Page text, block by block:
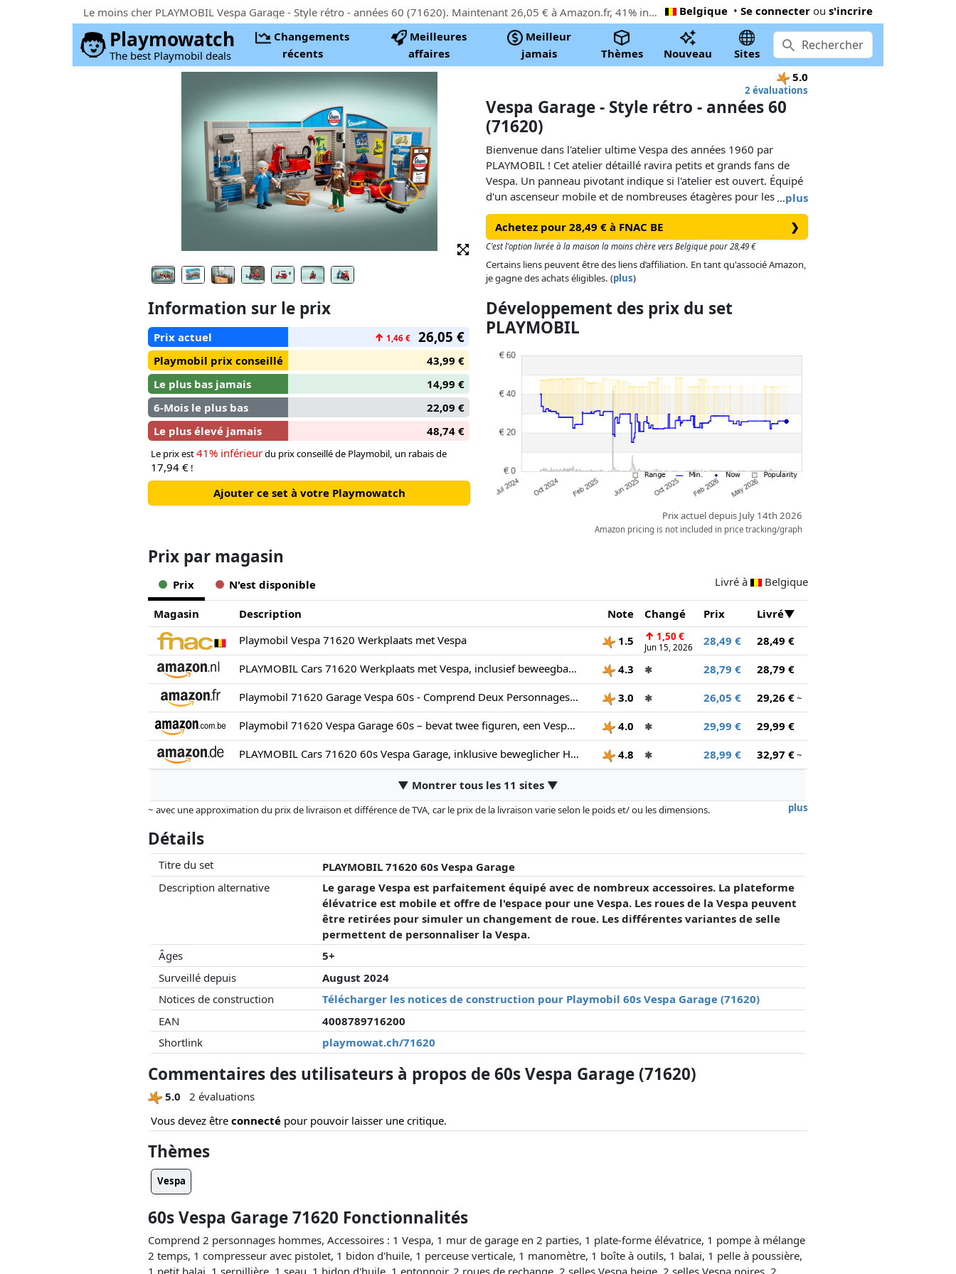
Le moins cher PLAYMOBIL Vespa Garage - Style rétro - années 60 (71620). Maintenant 26,05 € à Amazon.fr, 41% inférieur le Playmobil prix conseillé Belgique • Se connecter ou s'incrire
Playmowatch
The best Playmobil deals
Changements
récents
Meilleures
affaires
Meilleur
jamais
Thèmes Nouveau
Sites
5.0
2 évaluations
Vespa Garage - Style rétro - années 60
(71620)
…plus
Bienvenue dans l'atelier ultime Vespa des années 1960 par
PLAYMOBIL ! Cet atelier détaillé ravira petits et grands fans de
Vespa. Un panneau pivotant indique si l'atelier est ouvert. Équipé
d'un ascenseur mobile et de nombreuses étagères pour les
bouteilles d'huile, les outils et les pièces de rechange, il offre
suffisamment d'espace pour réparer votre Vespa préférée. Avec
les accessoires inclus et grâce aux roues amovibles, vous pouvez
simuler un changement de pneu. Mais ce n'est pas tout, les
différentes variantes de selle permettent de personnaliser la
un siège pour un personnage PLAYMOBIL. Que vous soyez un
mécanicien expérimenté ou un simple fan enthousiaste, cet
atelier Vespa des années 1960 par PLAYMOBIL est parfait pour
des jeux de rôle palpitants ou comme complément à votre
Achetez pour 28,49 € à FNAC BE ❯
C'est l'option livrée à la maison la moins chère vers Belgique pour 28,49 €
Certains liens peuvent être des liens d’affiliation. En tant qu'associé Amazon,
je gagne des achats éligibles. (plus)
Information sur le prix
Prix actuel ↑ 1,46 € 26,05 €
Playmobil prix conseillé
43,99 €
Le plus bas jamais
14,99 €
6-Mois le plus bas
22,09 €
Le plus élevé jamais
48,74 €
Le prix est41% inférieurdu prix conseillé de Playmobil, un rabais de
17,94 € !
Ajouter ce set à votre Playmowatch
Développement des prix du set
PLAYMOBIL
Prix actuel depuis July 14th 2026
Amazon pricing is not included in price tracking/graph
Prix ​​par magasin
Prix N'est disponible Livré à Belgique
Magasin Description Note Changé Prix
Livré
Playmobil Vespa 71620 Werkplaats met Vespa
1.5 ↑ 1,50 €
Jun 15, 2026 28,49 €
28,49 €
PLAYMOBIL Cars 71620 Werkplaats met Vespa, inclusief beweegbaar hefplatform, met veelzijdige accessoires voor een authentieke werkplaats, voor voertuigliefhebbers, kinderen en volwassenen
4.3 ✱ 28,79 €
28,79 €
Playmobil 71620 Garage Vespa 60s - Comprend Deux Personnages, Une Vespa, Un Mur de Garage en 2 Parties, Une Plateforme élévatrice Mobile Ainsi Que des Accessoires - Dès 5 Ans
3.0 ✱ 26,05 € 29,26 €~
Playmobil 71620 Vespa Garage 60s – bevat twee figuren, een Vespa, een 2-delige garagemuur, een mobiel hefplatform en accessoires – vanaf 5 jaar 4.0 ✱ 29,99 €
29,99 €
PLAYMOBIL Cars 71620 60s Vespa Garage, inklusive beweglicher Hebebühne, mit vielseitigem Zubehör für eine authentische Werkstatt, für fahrzeugbegeisterte Kinder und Erwachsene
4.8 ✱ 28,99 € 32,97 €~
▼ Montrer tous les 11 sites ▼
plus
~ avec une approximation du prix de livraison et différence de TVA, car le prix de la livraison varie selon le poids et/ ou les dimensions.
aucune influence sur celui-ci. Ce n'est qu'à prix égaux que les réalisations historiques peuvent influencer l'ordre.
Détails
Titre du set
PLAYMOBIL 71620 60s Vespa Garage
Description alternative
Le garage Vespa est parfaitement équipé avec de nombreux accessoires. La plateforme
élévatrice est mobile et offre de l'espace pour une Vespa. Les roues de la Vespa peuvent
être retirées pour simuler un changement de roue. Les différentes variantes de selle
permettent de personnaliser la Vespa.
Âges
5+
Surveillé depuis
August 2024
Notices de construction
Télécharger les notices de construction pour Playmobil 60s Vespa Garage (71620)
EAN
4008789716200
Shortlink
playmowat.ch/71620
Commentaires des utilisateurs à propos de 60s Vespa Garage (71620)
5.0
2 évaluations
Vous devez être connecté pour pouvoir laisser une critique.
Thèmes
Vespa
60s Vespa Garage 71620 Fonctionnalités
Comprend 2 personnages hommes, Accessoires : 1 Vespa, 1 mur de garage en 2 parties, 1 plate-forme élévatrice, 1 pompe à mélange
2 temps, 1 compresseur avec pistolet, 1 bidon d'huile, 1 perceuse verticale, 1 manomètre, 1 boîte à outils, 1 balai, 1 pelle à poussière,